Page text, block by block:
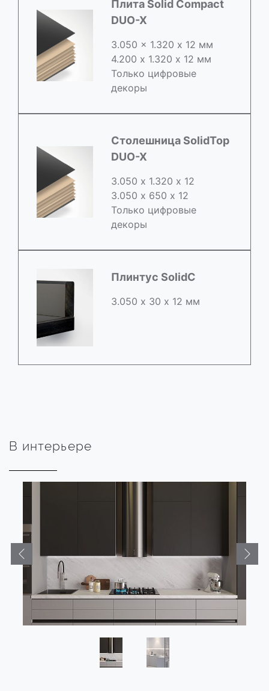
Плита Solid Compact
DUO-X
3.050 x 1.320 х 12 мм
4.200 x 1.320 х 12 мм
Только цифровые
декоры
Столешница SolidTop
DUO-X
3.050 х 1.320 х 12
3.050 x 650 х 12
Только цифровые
декоры
Плинтус SolidC
3.050 х 30 х 12 мм
В интерьере